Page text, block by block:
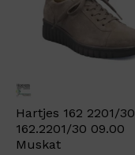
Hartjes 162 2201/30
162.2201/30 09.00
Muskat